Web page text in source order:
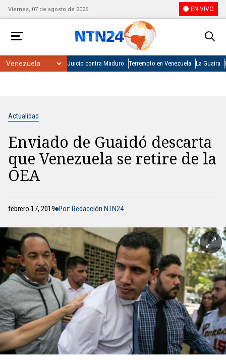
Viernes, 07 de agosto de 2026 EN VIVO
Juicio contra Maduro Terremoto en Venezuela La Guaira
Actualidad
Enviado de Guaidó descarta
que Venezuela se retire de la
OEA
febrero 17, 2019 Por: Redacción NTN24